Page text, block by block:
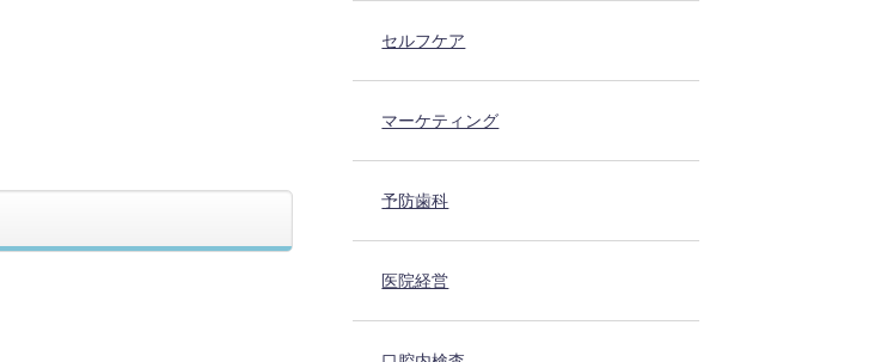
セルフケア
マーケティング
予防歯科
医院経営